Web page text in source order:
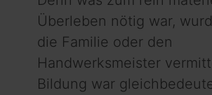
Überleben nötig war,
die Familie oder den
Handwerksmeister
Bildung war